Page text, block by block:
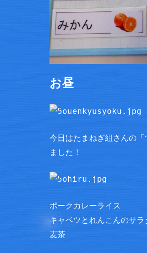
お昼
今日はたまねぎ組さんの
ました！
ポークカレーライス
キャベツとれんこんのサラ
麦茶